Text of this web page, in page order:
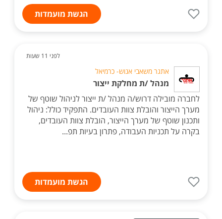
הגשת מועמדות
לפני 11 שעות
אתגר משאבי אנוש- כרמיאל
מנהל /ת מחלקת ייצור
לחברה מובילה דרוש/ה מנהל /ת ייצור לניהול שוטף של
מערך הייצור והובלת צוות העובדים. התפקיד כולל: ניהול
ותכנון שוטף של מערך הייצור, הובלת צוות העובדים,
בקרה על תכניות העבודה, פתרון בעיות תפ...
הגשת מועמדות